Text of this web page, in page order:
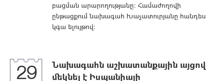
բացման արարողությանը։ Համաժողովի
ընթացքում նախագահ Խաչատուրյանը հանդես
կգա ելույթով։
29
Նախագահն աշխատանքային այցով
մեկնել է Իսպանիայի